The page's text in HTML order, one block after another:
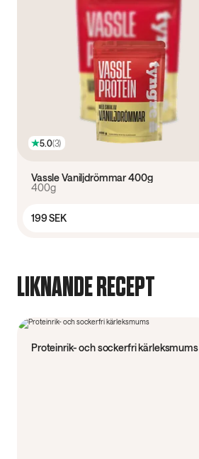
5.0(3)
Vassle Vaniljdrömmar 400g
400g
199 SEK
LIKNANDE RECEPT
Proteinrik- och sockerfri kärleksmums